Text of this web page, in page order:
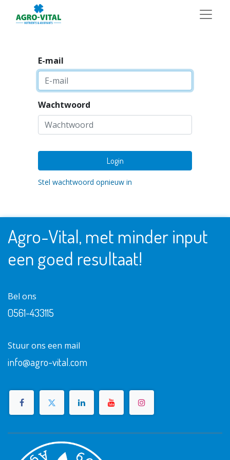
E-mail
Wachtwoord
Login
Stel wachtwoord opnieuw in
Agro-Vital, met minder input
een goed resultaat!
Bel ons
0561-433115
Stuur ons een mail
info@agro-vital.com